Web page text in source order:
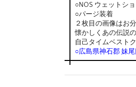
○NOS ウェットシ
○パージ装着
２枚目の画像はお
懐かしくあの伝説
自己タイムベスト
○広島県神石郡 妹尾